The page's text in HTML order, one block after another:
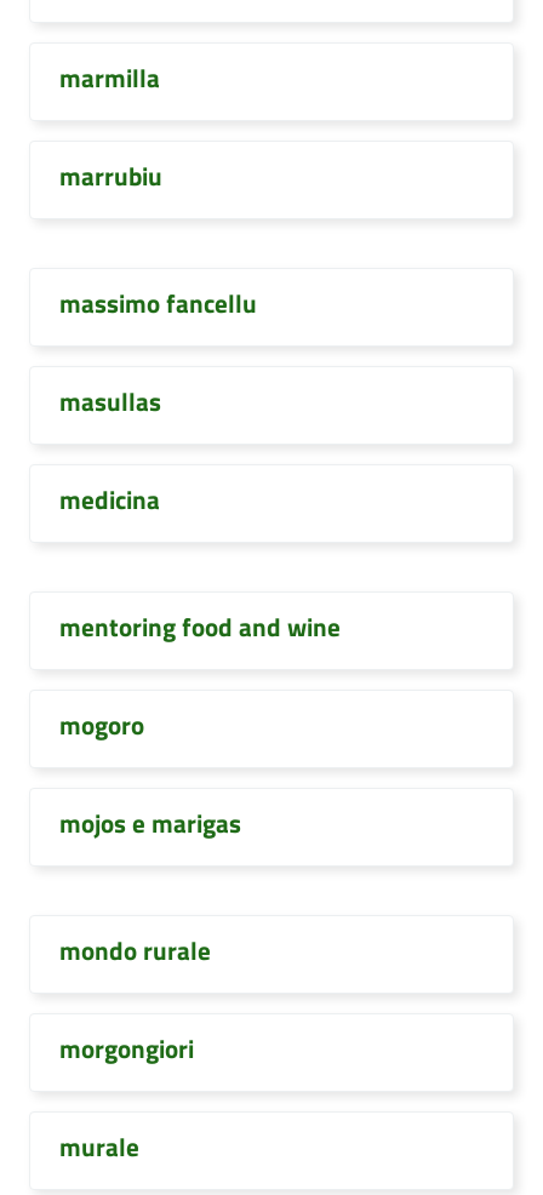
marmilla
marrubiu
massimo fancellu
masullas
medicina
mentoring food and wine
mogoro
mojos e marigas
mondo rurale
morgongiori
murale